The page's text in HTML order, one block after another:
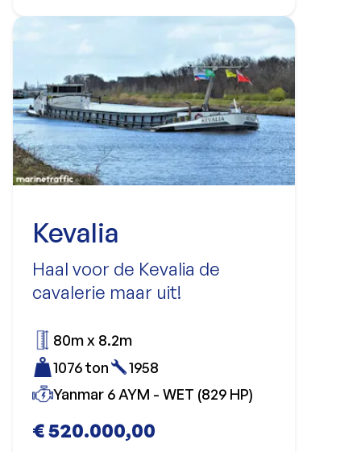
Kevalia
Haal voor de Kevalia de
cavalerie maar uit!
€ 520.000,00
80m x 8.2m
1076 ton
1958
Yanmar 6 AYM - WET (829 HP)